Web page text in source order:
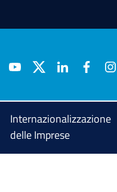
Internazionalizzazione
delle Imprese